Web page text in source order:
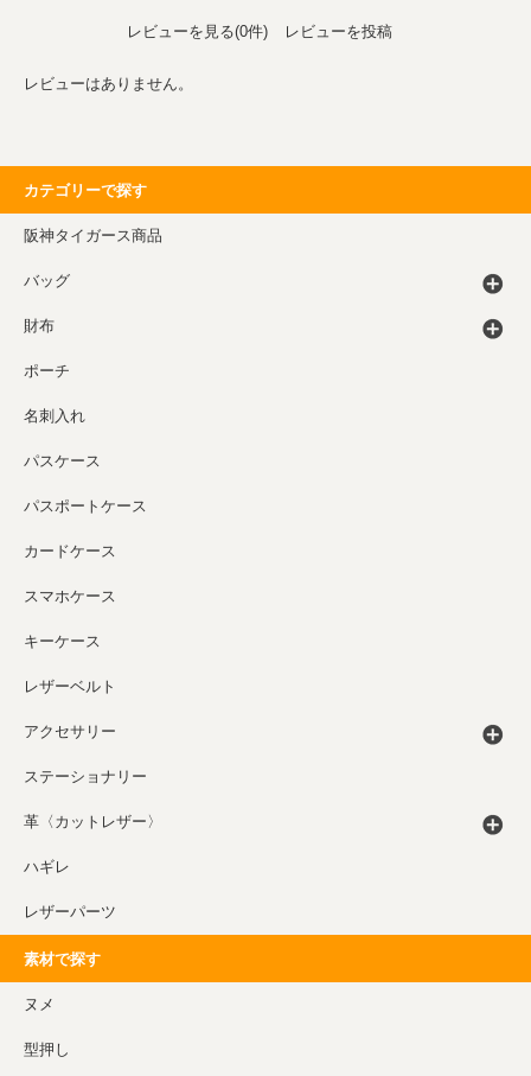
レビューを見る(0件) レビューを投稿
レビューはありません。
カテゴリーで探す
阪神タイガース商品
バッグ
財布
ポーチ
名刺入れ
パスケース
パスポートケース
カードケース
スマホケース
キーケース
レザーベルト
アクセサリー
ステーショナリー
革〈カットレザー〉
ハギレ
レザーパーツ
素材で探す
ヌメ
型押し